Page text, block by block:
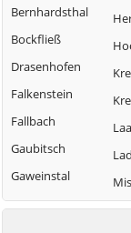
Bernhardsthal
Bockfließ
Drasenhofen
Falkenstein
Fallbach
Gaubitsch
Gaweinstal
Gnadendorf